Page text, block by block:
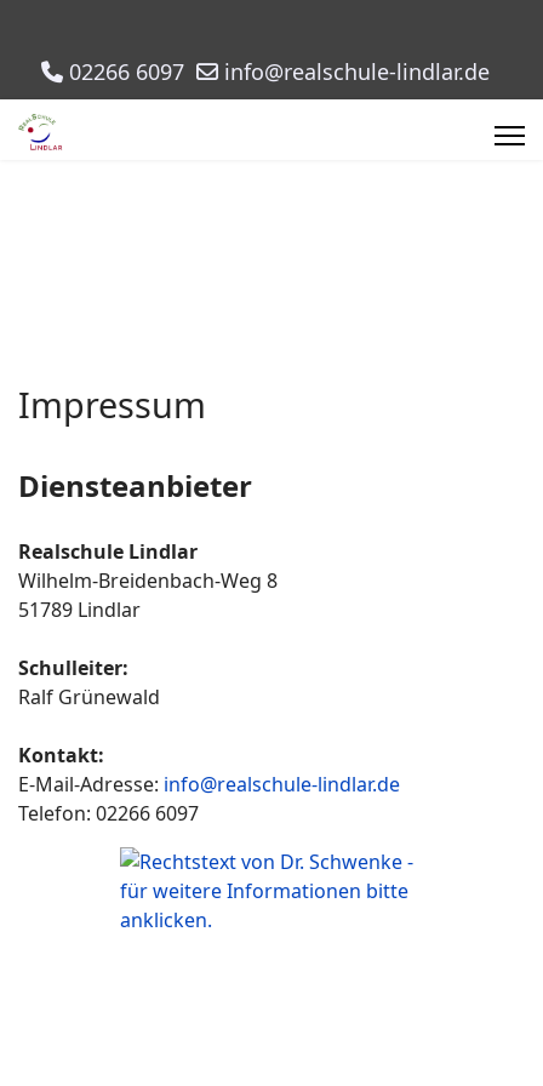
02266 6097 info@realschule-lindlar.de
Impressum
Diensteanbieter
Realschule Lindlar
Wilhelm-Breidenbach-Weg 8
51789 Lindlar
Schulleiter:
Ralf Grünewald
Kontakt:
E-Mail-Adresse: info@realschule-lindlar.de
Telefon: 02266 6097